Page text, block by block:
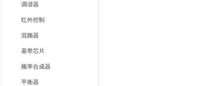
调谐器
红外控制
混频器
基带芯片
频率合成器
平衡器